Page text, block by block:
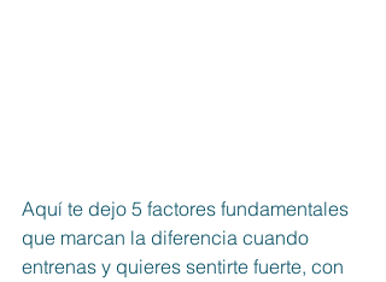
Aquí te dejo 5 factores fundamentales
que marcan la diferencia cuando
entrenas y quieres sentirte fuerte, con